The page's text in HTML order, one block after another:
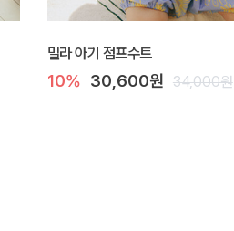
밀라 아기 점프수트
10% 30,600원 34,000원